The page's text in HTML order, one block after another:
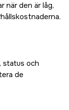
när den är låg,
status och
de